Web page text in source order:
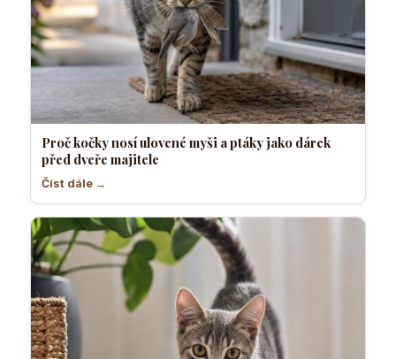
Proč kočky nosí ulovené myši a ptáky jako dárek
před dveře majitele
Číst dále →